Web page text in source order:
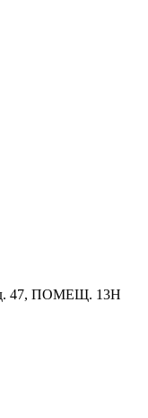
д. 47, ПОМЕЩ. 13Н